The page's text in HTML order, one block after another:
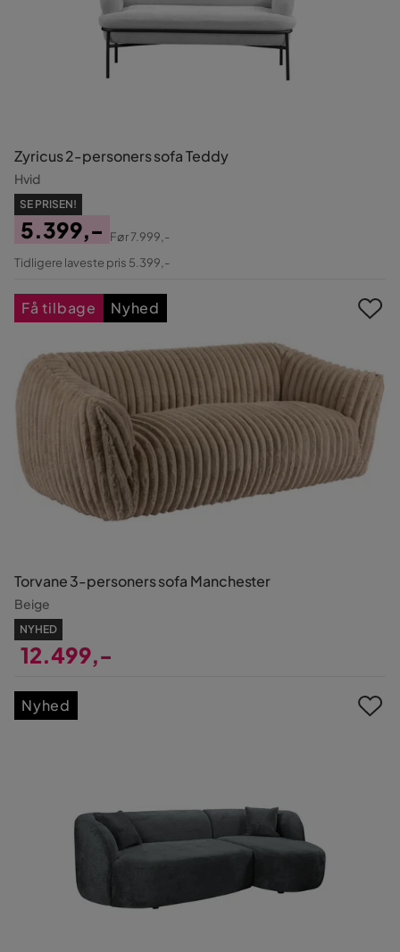
Zyricus 2-personers sofa Teddy
Hvid
SE PRISEN!
Pris
5.399,-
Original
Før7.999,-
Tidligere laveste pris 5.399,-
Torvane 3-personers sofa Manchester
Beige
NYHED
12.499,-
Få tilbage Nyhed
Nyhed